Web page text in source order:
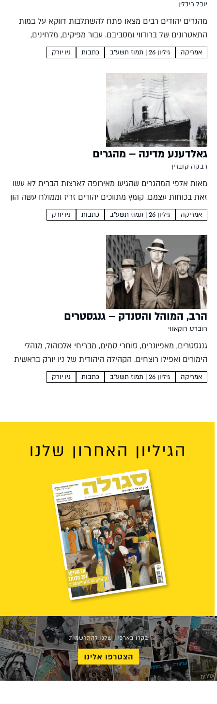
יובל ריבלין
מהגרים יהודים רבים מצאו פתח להשתלבות דווקא על במות
התאטרונים של ברודווי ומסביבם. עבור מפיקים, מלחינים,
כותבים ואמנים קרשי הבמה היו קרשי קפיצה להתקבלות
המוטמעות במחזות הזמר שיצרו...
אמריקה גיליון 26 | תמוז תשע"ב כתבות ניו יורק
גאלדענע מדינה – מהגרים
רבקה קוברין
מאות אלפי המהגרים שהגיעו מאירופה לארצות הברית לא עשו
זאת בכוחות עצמם. קומץ מתווכים יהודים זריז וממולח עשה הון
עתק מהשאיפה של היהודים לעבור לעולם החדש. סיפורו של
אמריקה גיליון 26 | תמוז תשע"ב כתבות ניו יורק
הרב, המוהל והסנדק – גנגסטרים
רוברט רוקאווי
גנגסטרים, מאפיונרים, סוחרי סמים, מבריחי אלכוהול, מנהלי
הימורים ואפילו רוצחים. הקהילה היהודית של ניו יורק בראשית
המאה העשרים כללה- לצד אישים חשובים, מכובדים ומהוגנים
אמריקה גיליון 26 | תמוז תשע"ב כתבות ניו יורק